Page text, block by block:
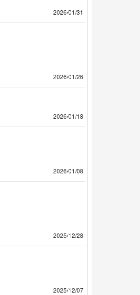
2026/01/31
2026/01/26
2026/01/18
2026/01/08
2025/12/28
2025/12/07